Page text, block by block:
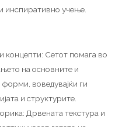
инспиративно учење.
концепти: Сетот помага во
на основните и
воведувајќи ги
и структурите.
Дрвената текстура и